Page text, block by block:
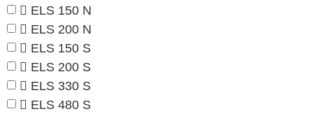
ELS 150 N
ELS 200 N
ELS 150 S
ELS 200 S
ELS 330 S
ELS 480 S